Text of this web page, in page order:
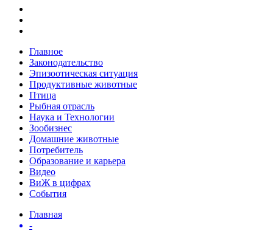
Главное
Законодательство
Эпизоотическая ситуация
Продуктивные животные
Птица
Рыбная отрасль
Наука и Технологии
Зообизнес
Домашние животные
Потребитель
Образование и карьера
Видео
ВиЖ в цифрах
События
Главная
-